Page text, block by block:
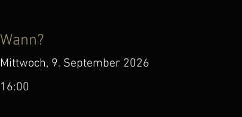
Wann?
Mittwoch, 9. September 2026
16:00